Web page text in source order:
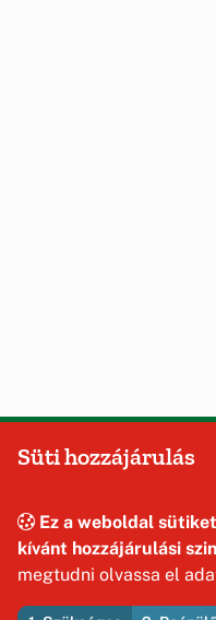
Süti hozzájárulás
Ez a weboldal
kívánt hozzájárulási
megtudni olvassa el